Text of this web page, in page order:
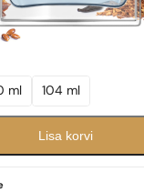
ml 104 ml
Lisa korvi